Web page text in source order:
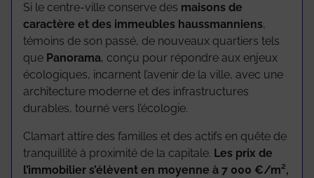
Si le centre-ville conserve des maisons de
caractère et des immeubles haussmanniens,
témoins de son passé, de nouveaux quartiers tels
que Panorama, conçu pour répondre aux enjeux
écologiques, incarnent l’avenir de la ville, avec une
architecture moderne et des infrastructures
durables, tourné vers l’écologie.
Clamart attire des familles et des actifs en quête de
tranquillité à proximité de la capitale. Les prix de
l’immobilier s’élèvent en moyenne à 7 000 €/m²,